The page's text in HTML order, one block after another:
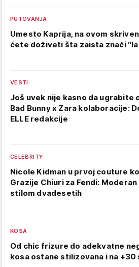
PUTOVANJA
Umesto Kaprija, na ovom
ćete doživeti šta zaista znači
VESTI
Još uvek nije kasno da ugrabite
Bad Bunny x Zara kolaboracije:
ELLE redakcije
CELEBRITY
Nicole Kidman u prvoj couture
Grazije Chiuri za Fendi:
stilom dvadesetih
KOSA
Od chic frizure do adekvatne
kosa ostane stilizovana i na